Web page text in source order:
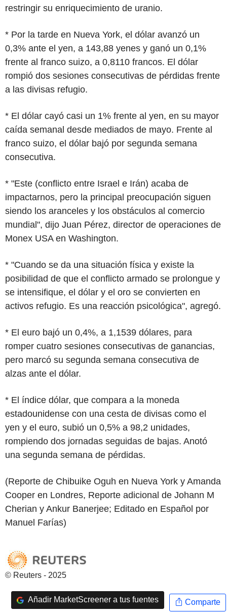
restringir su enriquecimiento de uranio.
* Por la tarde en Nueva York, el dólar avanzó un
0,3% ante el yen, a 143,88 yenes y ganó un 0,1%
frente al franco suizo, a 0,8110 francos. El dólar
rompió dos sesiones consecutivas de pérdidas frente
a las divisas refugio.
* El dólar cayó casi un 1% frente al yen, en su mayor
caída semanal desde mediados de mayo. Frente al
franco suizo, el dólar bajó por segunda semana
consecutiva.
* "Este (conflicto entre Israel e Irán) acaba de
impactarnos, pero la principal preocupación siguen
siendo los aranceles y los obstáculos al comercio
mundial", dijo Juan Pérez, director de operaciones de
Monex USA en Washington.
* "Cuando se da una situación física y existe la
posibilidad de que el conflicto armado se prolongue y
se intensifique, el dólar y el oro se convierten en
activos refugio. Es una reacción psicológica", agregó.
* El euro bajó un 0,4%, a 1,1539 dólares, para
romper cuatro sesiones consecutivas de ganancias,
pero marcó su segunda semana consecutiva de
alzas ante el dólar.
* El índice dólar, que compara a la moneda
estadounidense con una cesta de divisas como el
yen y el euro, subió un 0,5% a 98,2 unidades,
rompiendo dos jornadas seguidas de bajas. Anotó
una segunda semana de pérdidas.
(Reporte de Chibuike Oguh en Nueva York y Amanda
Cooper en Londres, Reporte adicional de Johann M
Cherian y Ankur Banerjee; Editado en Español por
Manuel Farías)
© Reuters - 2025
Añadir MarketScreener a tus fuentes Comparte